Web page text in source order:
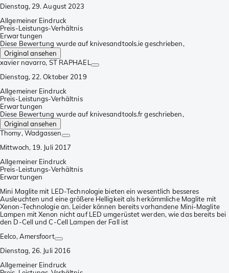
Dienstag, 29. August 2023
Allgemeiner Eindruck
Preis-Leistungs-Verhältnis
Erwartungen
Diese Bewertung wurde auf knivesandtools.ie geschrieben,
Original ansehen
xavier navarro, ST RAPHAEL
Dienstag, 22. Oktober 2019
Allgemeiner Eindruck
Preis-Leistungs-Verhältnis
Erwartungen
Diese Bewertung wurde auf knivesandtools.fr geschrieben,
Original ansehen
Thomy, Wadgassen
Mittwoch, 19. Juli 2017
Allgemeiner Eindruck
Preis-Leistungs-Verhältnis
Erwartungen
Mini Maglite mit LED-Technologie bieten ein wesentlich besseres
Ausleuchten und eine größere Helligkeit als herkömmliche Maglite mit
Xenon-Technologie an. Leider können bereits vorhandene Mini-Maglite
Lampen mit Xenon nicht auf LED umgerüstet werden, wie das bereits bei
den D-Cell und C-Cell Lampen der Fall ist
Eelco, Amersfoort
Dienstag, 26. Juli 2016
Allgemeiner Eindruck